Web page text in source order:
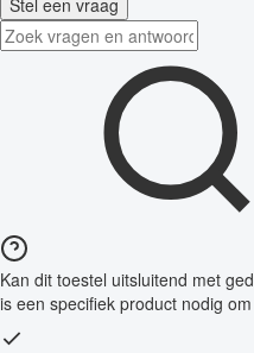
Kan dit toestel uitsluitend met
is een specifiek product nodig